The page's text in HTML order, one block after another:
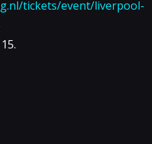
tickets/event/liverpool-